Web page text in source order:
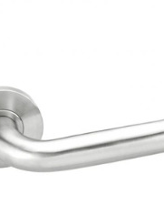
Mua hàng